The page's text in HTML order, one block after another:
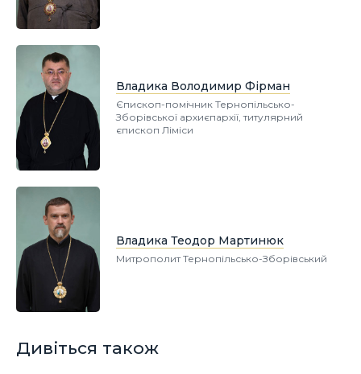
Владика Володимир Фірман
Єпископ-помічник Тернопільсько-
Зборівської архиєпархії, титулярний
єпископ Ліміси
Владика Теодор Мартинюк
Митрополит Тернопільсько-Зборівський
Дивіться також